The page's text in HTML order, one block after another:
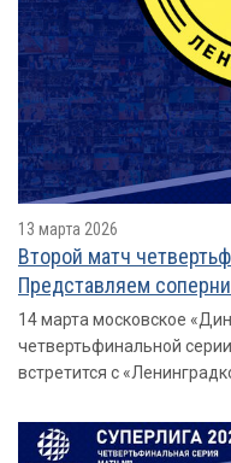
13 марта 2026
Второй матч
Представляем
14 марта московское
четвертьфинальной
встретится с